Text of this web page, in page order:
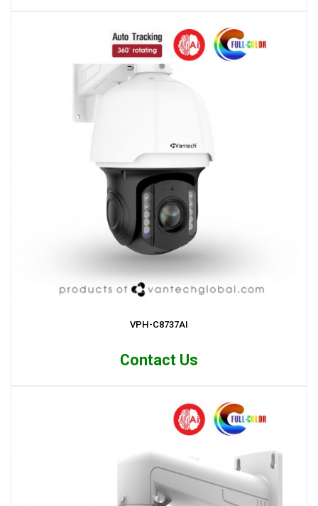
VPH-C8737AI
Contact Us